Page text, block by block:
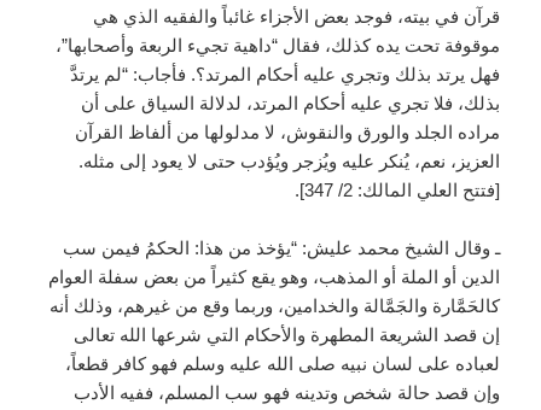
قرآن في بيته، فوجد بعض الأجزاء غائباً والفقيه الذي هي
موقوفة تحت يده كذلك، فقال “داهية تجيء الربعة وأصحابها”،
فهل يرتد بذلك وتجري عليه أحكام المرتد؟. فأجاب: “لم يرتدَّ
بذلك، فلا تجري عليه أحكام المرتد، لدلالة السياق على أن
مراده الجلد والورق والنقوش، لا مدلولها من ألفاظ القرآن
العزيز، نعم، يُنكر عليه ويُزجر ويُؤدب حتى لا يعود إلى مثله.
[فتتح العلي المالك: 2/ 347].
ـ وقال الشيخ محمد عليش: “يؤخذ من هذا: الحكمُ فيمن سب
الدين أو الملة أو المذهب، وهو يقع كثيراً من بعض سفلة العوام
كالحَمَّارة والجَمَّالة والخدامين، وربما وقع من غيرهم، وذلك أنه
إن قصد الشريعة المطهرة والأحكام التي شرعها الله تعالى
لعباده على لسان نبيه صلى الله عليه وسلم فهو كافر قطعاً،
وإن قصد حالة شخص وتدينه فهو سب المسلم، ففيه الأدب